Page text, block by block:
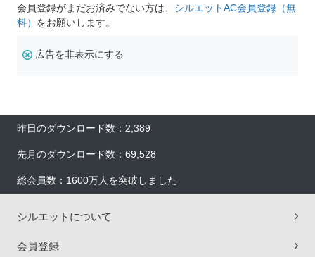
会員登録がまだお済みでない方は、 シルエットAC会員登録（無
料） をお願いします。
広告を非表示にする
昨日のダウンロード数：2,389
先月のダウンロード数：69,528
総会員数：1600万人を突破しました
シルエットについて
会員登録